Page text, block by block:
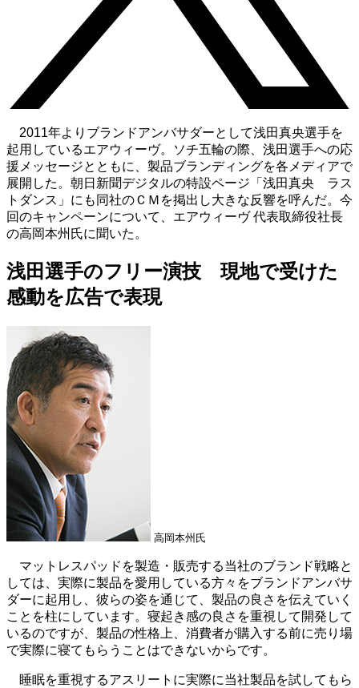
2011年よりブランドアンバサダーとして浅田真央選手を
起用しているエアウィーヴ。ソチ五輪の際、浅田選手への応
援メッセージとともに、製品ブランディングを各メディアで
展開した。朝日新聞デジタルの特設ページ「浅田真央 ラス
トダンス」にも同社のＣＭを掲出し大きな反響を呼んだ。今
回のキャンペーンについて、エアウィーヴ 代表取締役社長
の高岡本州氏に聞いた。
浅田選手のフリー演技 現地で受けた
感動を広告で表現
高岡本州氏
マットレスパッドを製造・販売する当社のブランド戦略と
しては、実際に製品を愛用している方々をブランドアンバサ
ダーに起用し、彼らの姿を通じて、製品の良さを伝えていく
ことを柱にしています。寝起き感の良さを重視して開発して
いるのですが、製品の性格上、消費者が購入する前に売り場
で実際に寝てもらうことはできないからです。
睡眠を重視するアスリートに実際に当社製品を試してもら